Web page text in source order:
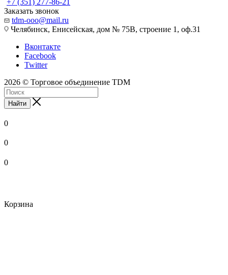
Заказать звонок
tdm-ooo@mail.ru
Челябинск, Енисейская, дом № 75В, строение 1, оф.31
Вконтакте
Facebook
Twitter
2026 © Торговое объединение TDM
Найти
0
0
0
Корзина